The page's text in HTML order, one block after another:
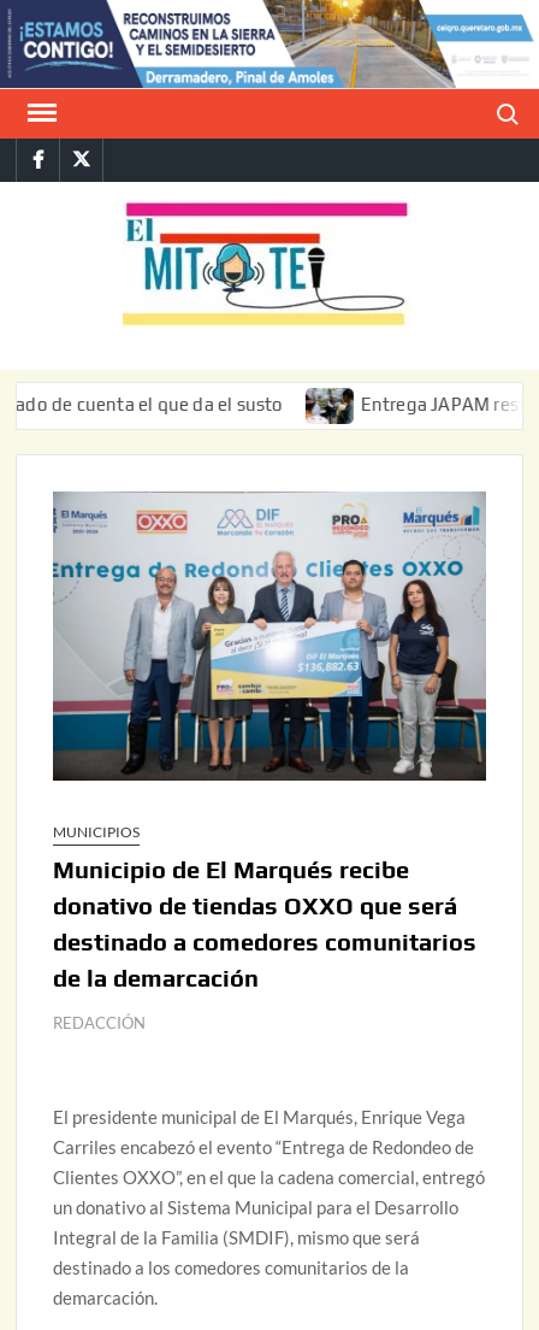
Saltar
al
contenido
FacebookTwitter
cuenta el que da el susto Entrega JAPAM
MUNICIPIOS
Municipio de El Marqués recibe
donativo de tiendas OXXO que será
destinado a comedores comunitarios
de la demarcación
REDACCIÓN
El presidente municipal de El Marqués, Enrique Vega
Carriles encabezó el evento “Entrega de Redondeo de
Clientes OXXO”, en el que la cadena comercial, entregó
un donativo al Sistema Municipal para el Desarrollo
Integral de la Familia (SMDIF), mismo que será
destinado a los comedores comunitarios de la
demarcación.